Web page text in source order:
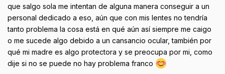
que salgo sola me intentan de alguna manera conseguir a un
personal dedicado a eso, aún que con mis lentes no tendría
tanto problema la cosa está en qué aún así siempre me caigo
o me sucede algo debido a un cansancio ocular, también por
qué mi madre es algo protectora y se preocupa por mi, como
dije si no se puede no hay problema franco